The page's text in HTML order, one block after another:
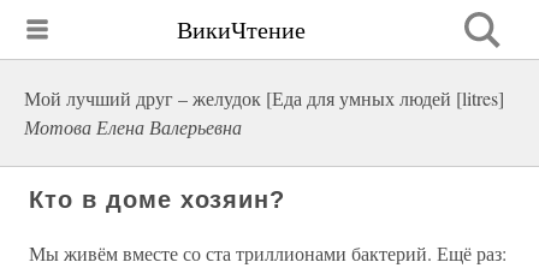
ВикиЧтение
Мой лучший друг – желудок [Еда для умных людей [litres]
Мотова Елена Валерьевна
Кто в доме хозяин?
Мы живём вместе со ста триллионами бактерий. Ещё раз: